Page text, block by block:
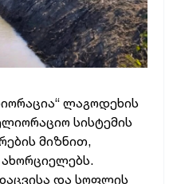
ლაგოდეხის
სისტემის
მიზნით,
და სოფლის